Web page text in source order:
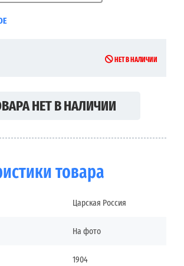
НЕТ В НАЛИЧИИ
НЕТ В НАЛИЧИИ
товара
Царская Россия
На фото
1904